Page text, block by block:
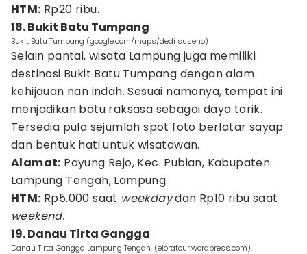
HTM: Rp20 ribu.
18. Bukit Batu Tumpang
Bukit Batu Tumpang (google.com/maps/dedi suseno)
Selain pantai, wisata Lampung juga memiliki
destinasi Bukit Batu Tumpang dengan alam
kehijauan nan indah. Sesuai namanya, tempat ini
menjadikan batu raksasa sebagai daya tarik.
Tersedia pula sejumlah spot foto berlatar sayap
dan bentuk hati untuk wisatawan.
Alamat: Payung Rejo, Kec. Pubian, Kabupaten
Lampung Tengah, Lampung.
HTM: Rp5.000 saat weekdaydan Rp10 ribu saat
weekend.
19. Danau Tirta Gangga
Danau Tirta Gangga Lampung Tengah. (eloratour.wordpress.com).